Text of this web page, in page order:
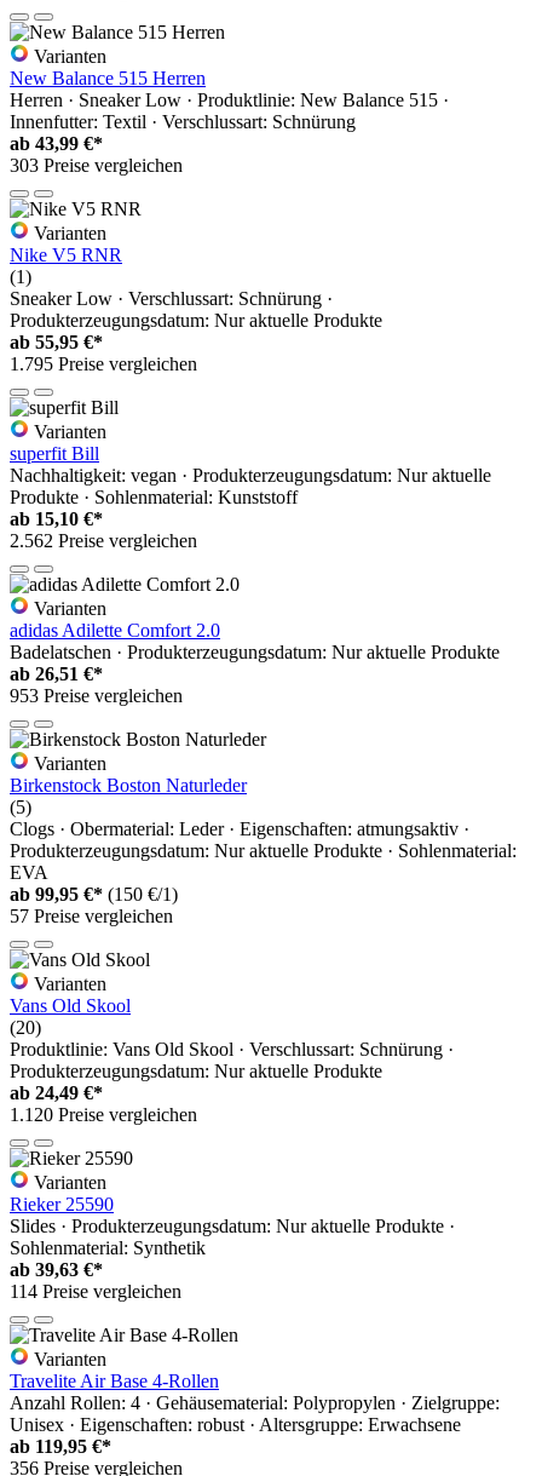
Varianten
New Balance 515 Herren
Herren · Sneaker Low · Produktlinie: New Balance 515 ·
Innenfutter: Textil · Verschlussart: Schnürung
ab 43,99 €*
303 Preise vergleichen
Varianten
Nike V5 RNR
(1)
Sneaker Low · Verschlussart: Schnürung ·
Produkterzeugungsdatum: Nur aktuelle Produkte
ab 55,95 €*
1.795 Preise vergleichen
Varianten
superfit Bill
Nachhaltigkeit: vegan · Produkterzeugungsdatum: Nur aktuelle
Produkte · Sohlenmaterial: Kunststoff
ab 15,10 €*
2.562 Preise vergleichen
Varianten
adidas Adilette Comfort 2.0
Badelatschen · Produkterzeugungsdatum: Nur aktuelle Produkte
ab 26,51 €*
953 Preise vergleichen
Varianten
Birkenstock Boston Naturleder
(5)
Clogs · Obermaterial: Leder · Eigenschaften: atmungsaktiv ·
Produkterzeugungsdatum: Nur aktuelle Produkte · Sohlenmaterial:
EVA
ab 99,95 €* (150 €/1)
57 Preise vergleichen
Varianten
Vans Old Skool
(20)
Produktlinie: Vans Old Skool · Verschlussart: Schnürung ·
Produkterzeugungsdatum: Nur aktuelle Produkte
ab 24,49 €*
1.120 Preise vergleichen
Varianten
Rieker 25590
Slides · Produkterzeugungsdatum: Nur aktuelle Produkte ·
Sohlenmaterial: Synthetik
ab 39,63 €*
114 Preise vergleichen
Varianten
Travelite Air Base 4-Rollen
Anzahl Rollen: 4 · Gehäusematerial: Polypropylen · Zielgruppe:
Unisex · Eigenschaften: robust · Altersgruppe: Erwachsene
ab 119,95 €*
356 Preise vergleichen